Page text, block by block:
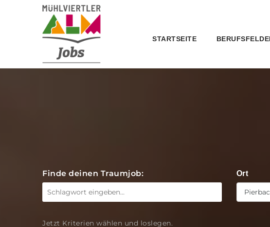
STARTSEITE
Finde deinen Traumjob: Ort
Jetzt Kriterien wählen und loslegen.